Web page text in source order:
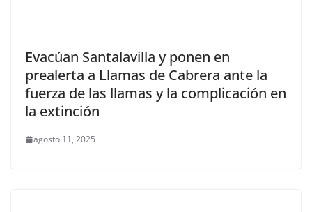
Evacúan Santalavilla y ponen en
prealerta a Llamas de Cabrera ante la
fuerza de las llamas y la complicación en
la extinción
agosto 11, 2025